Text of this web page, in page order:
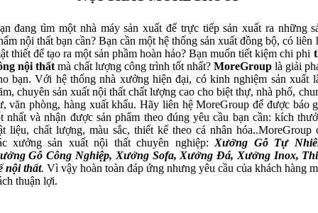
đang tìm một nhà máy sản xuất để trực tiếp sản xuất ra những
nội thất bạn cần? Bạn cần một hệ thống sản xuất đồng bộ, có liên
thiết để tạo ra một sản phầm hoàn hảo? Bạn muốn tiết kiệm chi phi
nội thấtmà chất lượng công trình tốt nhất? MoreGrouplà giải
bạn. Với hệ thống nhà xưởng hiện đại, có kinh nghiệm sản xuất
chuyên sản xuất nội thất chất lượng cao cho biệt thự, nhà phố,
văn phòng, hàng xuất khẩu. Hãy liên hệ MoreGroup để được báo
nhất và nhận được sản phẩm theo đúng yêu cầu bạn cần: kích
liệu, chất lượng, màu sắc, thiết kế theo cá nhân hóa..MoreGroup
xưởng sản xuất nội thất chuyên nghiệp: Xưởng Gỗ Tự
Gỗ Công Nghiệp, Xưởng Sofa, Xưởng Đá, Xưởng Inox,
nội thất. Vì vậy hoàn toàn đáp ứng nhưng yêu cầu của khách hàng
thuận lợi.